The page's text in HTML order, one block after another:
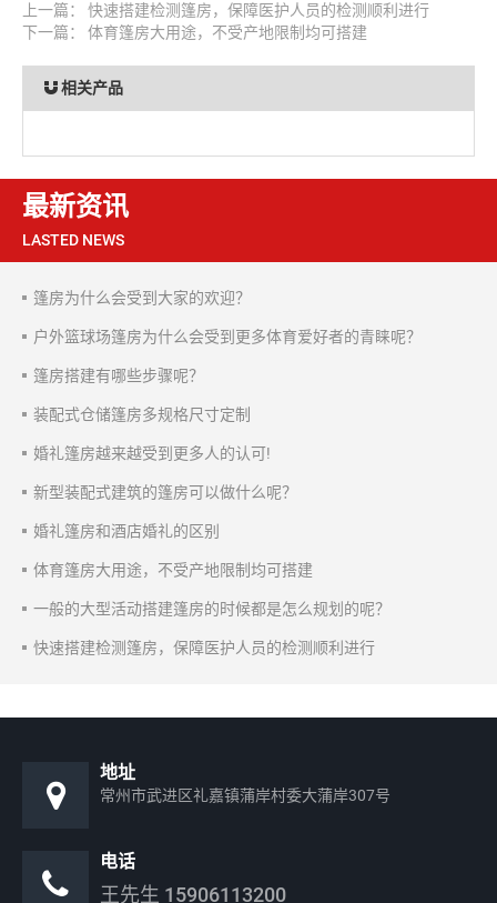
上一篇： 快速搭建检测篷房，保障医护人员的检测顺利进行
下一篇： 体育篷房大用途，不受产地限制均可搭建
相关产品
最新资讯
LASTED NEWS
篷房为什么会受到大家的欢迎？
户外篮球场篷房为什么会受到更多体育爱好者的青睐呢？
篷房搭建有哪些步骤呢？
装配式仓储篷房多规格尺寸定制
婚礼篷房越来越受到更多人的认可!
新型装配式建筑的篷房可以做什么呢？
婚礼篷房和酒店婚礼的区别
体育篷房大用途，不受产地限制均可搭建
一般的大型活动搭建篷房的时候都是怎么规划的呢？
快速搭建检测篷房，保障医护人员的检测顺利进行
地址
常州市武进区礼嘉镇蒲岸村委大蒲岸307号
电话
王先生 15906113200